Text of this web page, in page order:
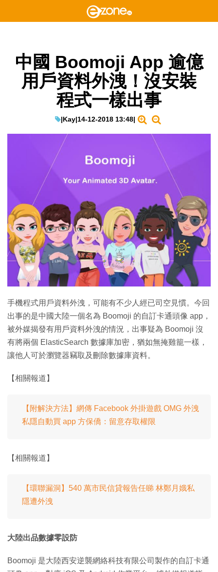
中國 Boomoji App 逾億
用戶資料外洩！沒安裝
程式一樣出事
|Kay|14-12-2018 13:48|
手機程式用戶資料外洩，可能有不少人經已司空見慣。今回
出事的是中國大陸一個名為 Boomoji 的自訂卡通頭像 app，
被外媒揭發有用戶資料外洩的情況，出事疑為 Boomoji 沒
有將兩個 ElasticSearch 數據庫加密，猶如無掩雞籠一樣，
讓他人可於瀏覽器竊取及刪除數據庫資料。
【相關報道】
【附解決方法】網傳 Facebook 外掛遊戲 OMG 外洩
私隱自動買 app 方保僑：留意存取權限
【相關報道】
【環聯漏洞】540 萬市民信貸報告任睇 林鄭月娥私
隱遭外洩
大陸出品數據零設防
Boomoji 是大陸西安逆襲網絡科技有限公司製作的自訂卡通